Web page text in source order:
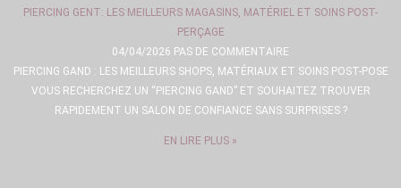
PIERCING GENT: LES MEILLEURS MAGASINS, MATÉRIEL ET SOINS POST-
PERÇAGE
04/04/2026 PAS DE COMMENTAIRE
PIERCING GAND : LES MEILLEURS SHOPS, MATÉRIAUX ET SOINS POST-POSE
VOUS RECHERCHEZ UN “PIERCING GAND” ET SOUHAITEZ TROUVER
RAPIDEMENT UN SALON DE CONFIANCE SANS SURPRISES ?
EN LIRE PLUS »